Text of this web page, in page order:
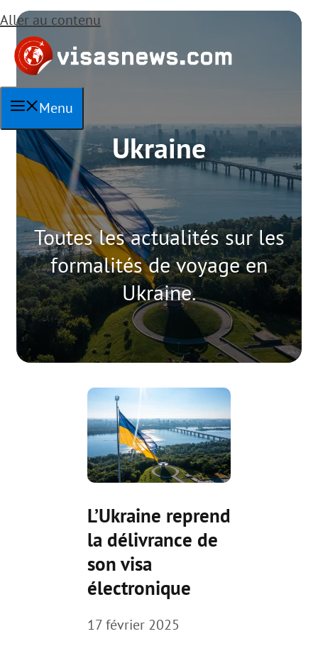
Aller au contenu
Menu
Ukraine
Toutes les actualités sur les
formalités de voyage en
Ukraine.
L’Ukraine reprend
la délivrance de
son visa
électronique
17 février 2025